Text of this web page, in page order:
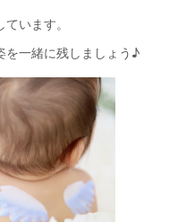
います。
を一緒に残しましょう♪